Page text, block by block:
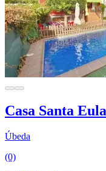
Casa Santa
Úbeda
(0)